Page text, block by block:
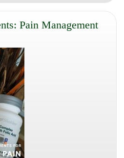
Pain Management